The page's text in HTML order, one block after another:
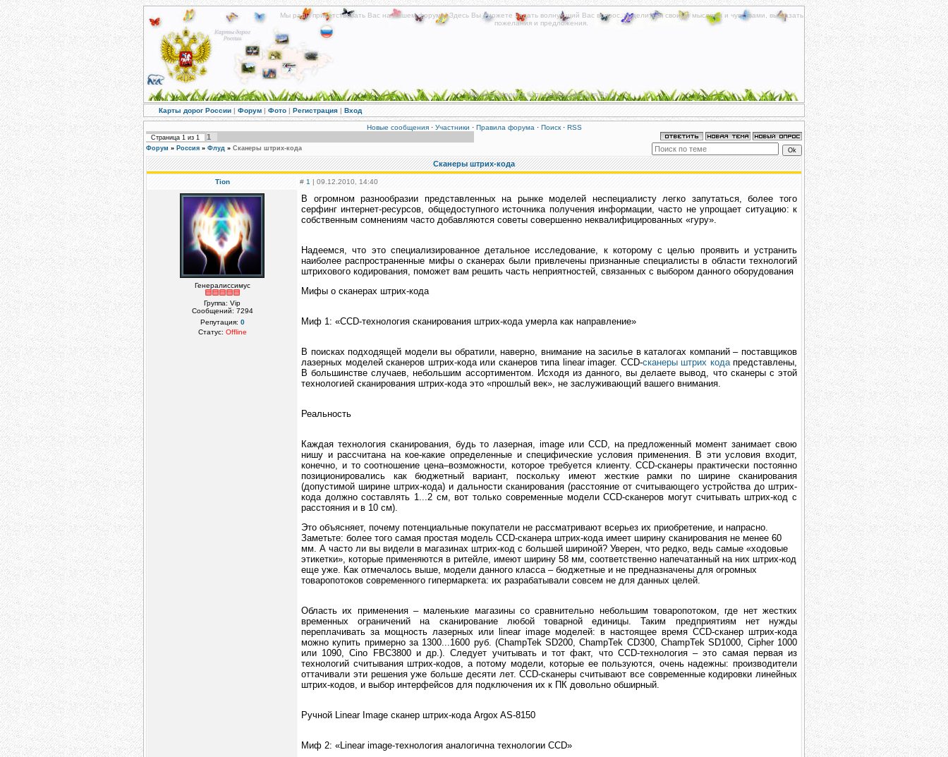
Мы рады приветствовать Вас на нашем форуме! Здесь Вы сможете задать волнующий Вас вопрос, поделиться своими мыслями и чувствами, высказать
пожелания и предложения.
Мы постараемся быть полезными для Вас!
Карты дорог России | Форум | Фото | Регистрация | Вход
Новые сообщения· Участники · Правила форума · Поиск· RSS
Страница 1 из 1 1
Форум » Россия » Флуд » Сканеры штрих-кода
Сканеры штрих-кода
Tion # 1 | 09.12.2010, 14:40
Генералиссимус
Группа: Vip
Сообщений: 7294
Репутация: 0
Статус: Offline
В огромном разнообразии представленных на рынке моделей неспециалисту легко запутаться, более того
серфинг интернет-ресурсов, общедоступного источника получения информации, часто не упрощает ситуацию: к
собственным сомнениям часто добавляются советы совершенно неквалифицированных «гуру».
Надеемся, что это специализированное детальное исследование, к которому с целью проявить и устранить
наиболее распространенные мифы о сканерах были привлечены признанные специалисты в области технологий
штрихового кодирования, поможет вам решить часть неприятностей, связанных с выбором данного оборудования
Мифы о сканерах штрих-кода
Миф 1: «CCD-технология сканирования штрих-кода умерла как направление»
В поисках подходящей модели вы обратили, наверно, внимание на засилье в каталогах компаний – поставщиков
лазерных моделей сканеров штрих-кода или сканеров типа linear imager. CCD-сканеры штрих кодапредставлены,
В большинстве случаев, небольшим ассортиментом. Исходя из данного, вы делаете вывод, что сканеры с этой
технологией сканирования штрих-кода это «прошлый век», не заслуживающий вашего внимания.
Реальность
Каждая технология сканирования, будь то лазерная, image или CCD, на предложенный момент занимает свою
нишу и рассчитана на кое-какие определенные и специфические условия применения. В эти условия входит,
конечно, и то соотношение цена–возможности, которое требуется клиенту. CCD-сканеры практически постоянно
позиционировались как бюджетный вариант, поскольку имеют жесткие рамки по ширине сканирования
(допустимой ширине штрих-кода) и дальности сканирования (расстояние от считывающего устройства до штрих-
кода должно составлять 1...2 см, вот только современные модели CCD-сканеров могут считывать штрих-код с
расстояния и в 10 см).
Это объясняет, почему потенциальные покупатели не рассматривают всерьез их приобретение, и напрасно.
Заметьте: более того самая простая модель CCD-сканера штрих-кода имеет ширину сканирования не менее 60
мм. А часто ли вы видели в магазинах штрих-код с большей шириной? Уверен, что редко, ведь самые «ходовые
этикетки», которые применяются в ритейле, имеют ширину 58 мм, соответственно напечатанный на них штрих-код
еще уже. Как отмечалось выше, модели данного класса – бюджетные и не предназначены для огромных
товаропотоков современного гипермаркета: их разрабатывали совсем не для данных целей.
Область их применения – маленькие магазины со сравнительно небольшим товаропотоком, где нет жестких
временных ограничений на сканирование любой товарной единицы. Таким предприятиям нет нужды
переплачивать за мощность лазерных или linear image моделей: в настоящее время CCD-сканер штрих-кода
можно купить примерно за 1300...1600 руб. (ChampTek SD200, ChampTek CD300, ChampTek SD1000, Cipher 1000
или 1090, Cino FBC3800 и др.). Следует учитывать и тот факт, что CCD-технология – это самая первая из
технологий считывания штрих-кодов, а потому модели, которые ее пользуются, очень надежны: производители
оттачивали эти решения уже больше десяти лет. CCD-сканеры считывают все современные кодировки линейных
штрих-кодов, и выбор интерфейсов для подключения их к ПК довольно обширный.
Ручной Linear Image сканер штрих-кода Argox AS-8150
Миф 2: «Linear image-технология аналогична технологии CCD»